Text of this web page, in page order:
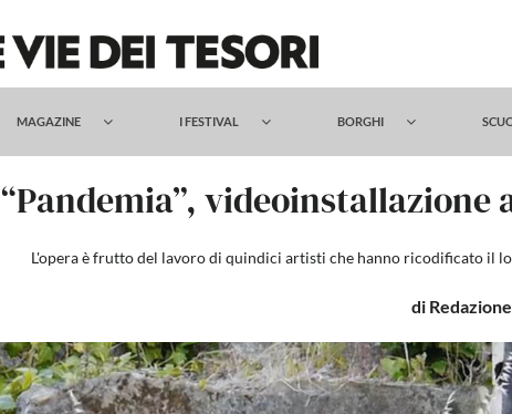
MAGAZINE I FESTIVAL BORGHI
“Pandemia”, videoinstallazione
L'opera è frutto del lavoro di quindici artisti che hanno ricodificato il
di Redazione